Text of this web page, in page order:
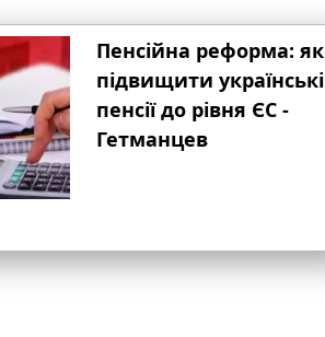
Пенсійна реформа: як
підвищити українські
пенсії до рівня ЄС -
Гетманцев